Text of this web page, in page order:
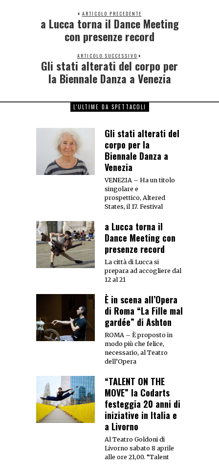
ARTICOLO PRECEDENTE
a Lucca torna il Dance Meeting
con presenze record
ARTICOLO SUCCESSIVO
Gli stati alterati del corpo per
la Biennale Danza a Venezia
L'ULTIME DA SPETTACOLI
Gli stati alterati del
corpo per la
Biennale Danza a
Venezia
VENEZIA – Ha un titolo
singolare e
prospettico, Altered
States, il 17. Festival
a Lucca torna il
Dance Meeting con
presenze record
La città di Lucca si
prepara ad accogliere dal
12 al 21
È in scena all’Opera
di Roma “La Fille mal
gardée” di Ashton
ROMA – È proposto in
modo più che felice,
necessario, al Teatro
dell’Opera
“TALENT ON THE
MOVE” la Codarts
festeggia 20 anni di
iniziative in Italia e
a Livorno
Al Teatro Goldoni di
Livorno sabato 8 aprile
alle ore 21,00. “Talent